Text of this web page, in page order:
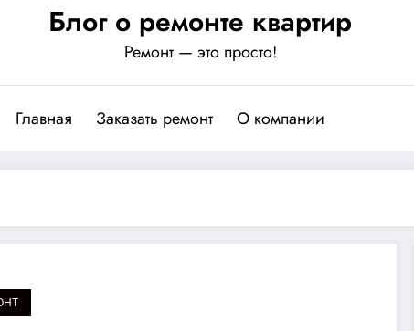
Блог о ремонте квартир
Ремонт — это просто!
Главная Заказать ремонт О компании